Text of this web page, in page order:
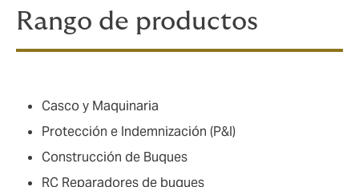
Rango de productos
Casco y Maquinaria
Protección e Indemnización (P&I)
Construcción de Buques
RC Reparadores de buques